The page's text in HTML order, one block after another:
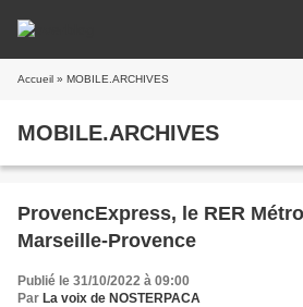
Accueil » MOBILE.ARCHIVES
MOBILE.ARCHIVES
ProvencExpress, le RER
Marseille-Provence
Publié le 31/10/2022 à 09:00
Par La voix de NOSTERPACA